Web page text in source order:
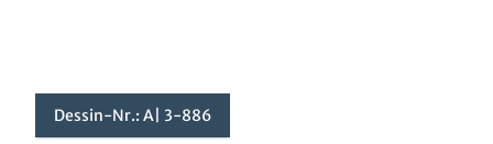
Dessin-Nr.: A| 3-886